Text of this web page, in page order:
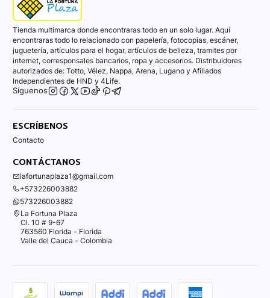
Tienda multimarca donde encontraras todo en un solo lugar. Aquí
encontraras todo lo relacionado con papelería, fotocopias, escáner,
juguetería, artículos para el hogar, artículos de belleza, tramites por
internet, corresponsales bancarios, ropa y accesorios. Distribuidores
autorizados de: Totto, Vélez, Nappa, Arena, Lugano y Afiliados
Independientes de HND y 4Life.
Síguenos
ESCRÍBENOS
Contacto
CONTÁCTANOS
lafortunaplaza1@gmail.com
+573226003882
573226003882
La Fortuna Plaza
Cl. 10 # 9-67
763560 Florida - Florida
Valle del Cauca - Colombia